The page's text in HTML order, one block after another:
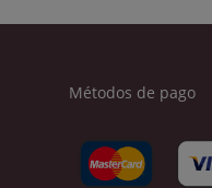
Métodos de pago